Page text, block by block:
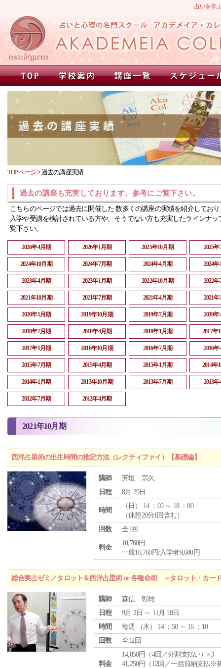
占いを学
TOPページ>過去の講座実績
過去の講座も充実しております。参考にご覧下さい。
こちらのページでは過去に開催した 数多くの講座の実績を紹介してお
入学や受講を検討されている方や、そうでない方も充実したラインナッ
覧下さい。
2026年4月期 2026年1月期 2025年10月期 2025
2024年10月期 2024年7月期 2024年4月期 2024
2023年4月期 2023年1月期 2022年10月期 2022
2021年10月期 2021年7月期 2021年4月期 2021
2020年1月期 2019年10月期 2019年7月期 2019
2018年7月期 2018年4月期 2018年1月期 2017年
2017年1月期 2016年10月期 2016年7月期 2016
2015年7月期 2015年4月期 2015年1月期 2014年
2014年1月期 2013年10月期 2013年7月期 2013
2012年7月期 2012年4月期
2021年10月期
西洋占星術の出生時間の推定方法（レクティファイ）【基礎編】
講師
芳垣 宗久
日程
8月 29日
時間
（ 日 ） 14 ：00 ～ 18 ：00
（休憩20分1回含む）
回数
全1回
料金
10,760円
一般10,760円/入学者9,680円
総合実占ゼミ／タロット＆西洋占星術 or 各種命術 ～タロット・カー
講師
森信 彰雄
日程
9月 2日 ～ 11月 18日
時間
毎週 （木） 14 ：50 ～ 16 ：10
回数
全12回
料金
14,850円（4回／分割支払い）×3
41,250円（12回／一括前納支払※